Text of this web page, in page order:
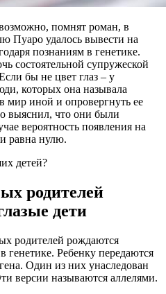
помнят роман, в
Пуаро удалось вывести на
познаниям в генетике.
состоятельной супружеской
бы не цвет глаз – у
которых она называла
мир иной и опровергнуть ее
выяснил, что они были
вероятность появления на
равна нулю.
детей?
родителей
дети
родителей рождаются
генетике. Ребенку передаются
Один из них унаследован
версии называются аллелями.